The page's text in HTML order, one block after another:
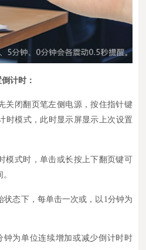
计时：
关闭翻页笔左侧电源，按住指针键
时模式，此时显示屏显示上次设置
模式时，单击或长按上下翻页键可
状态下，每单击一次或 ，以1分钟为
钟为单位连续增加或减少倒计时时